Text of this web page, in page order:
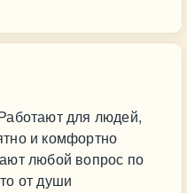
для людей,
и комфортно
любой вопрос по
от души